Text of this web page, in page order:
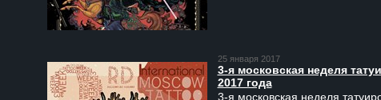
25 января 2017
3-я московская неделя
2017 года
3-я московская неделя